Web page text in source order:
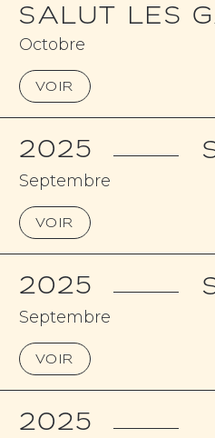
SALUT LES
Octobre
VOIR
2025
Septembre
VOIR
2025
Septembre
VOIR
2025